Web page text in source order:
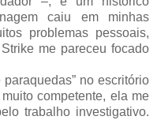
caiu em minhas
problemas pessoais,
me pareceu focado
no escritório
competente, ela me
trabalho investigativo.